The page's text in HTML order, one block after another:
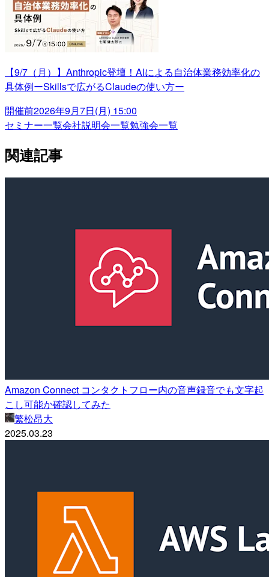
【9/7（月）】Anthropic登壇！AIによる自治体業務効率化の
具体例ーSkillsで広がるClaudeの使い方ー
開催前2026年9月7日(月) 15:00
セミナー一覧会社説明会一覧勉強会一覧
関連記事
Amazon Connect コンタクトフロー内の音声録音でも文字起
こし可能か確認してみた
繁松昂大
2025.03.23